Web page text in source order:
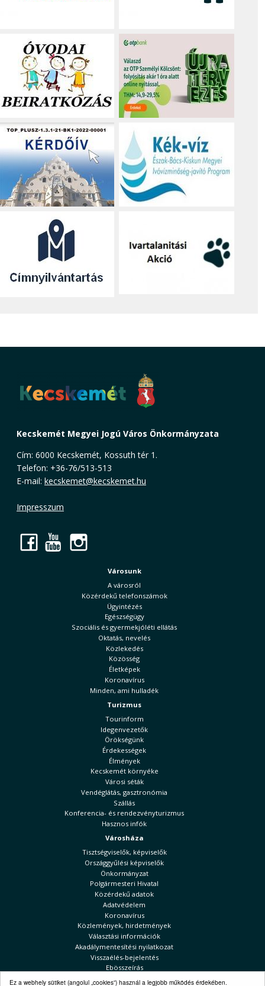
Ez a webhely sütiket (angolul „cookies”) használ a legjobb működés érdekében.
Kecskemét Megyei Jogú Város Önkormányzata
Cím: 6000 Kecskemét, Kossuth tér 1.
Telefon: +36-76/513-513
E-mail: kecskemet@kecskemet.hu
Impresszum
Facebook
YouTube
Városunk
A városról
Közérdekű telefonszámok
Ügyintézés
Egészségügy
Szociális és gyermekjóléti ellátás
Oktatás, nevelés
Közlekedés
Közösség
Életképek
Koronavírus
Minden, ami hulladék
Turizmus
Tourinform
Idegenvezetők
Örökségünk
Érdekességek
Élmények
Kecskemét környéke
Városi séták
Vendéglátás, gasztronómia
Szállás
Konferencia- és rendezvényturizmus
Hasznos infók
Városháza
Tisztségviselők, képviselők
Országgyűlési képviselők
Önkormányzat
Polgármesteri Hivatal
Közérdekű adatok
Adatvédelem
Koronavírus
Közlemények, hirdetmények
Választási információk
Akadálymentesítési nyilatkozat
Visszaélés-bejelentés
Ebösszeírás
Kecskeméti Hírek